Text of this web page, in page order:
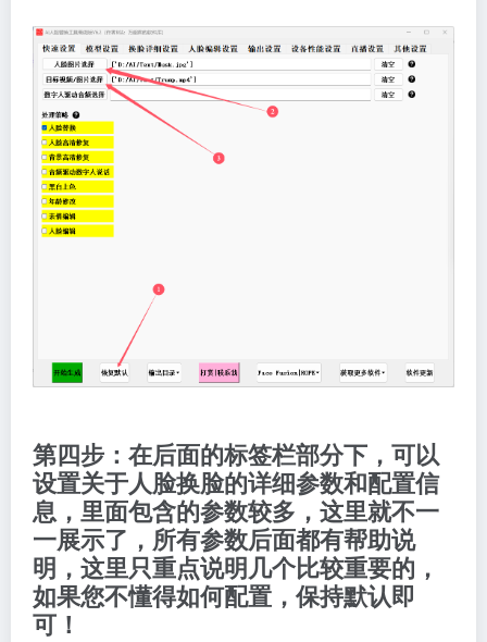
第四步：在后面的标签栏部分下，可以
设置关于人脸换脸的详细参数和配置信
息，里面包含的参数较多，这里就不一
一展示了，所有参数后面都有帮助说
明，这里只重点说明几个比较重要的，
如果您不懂得如何配置，保持默认即
可！